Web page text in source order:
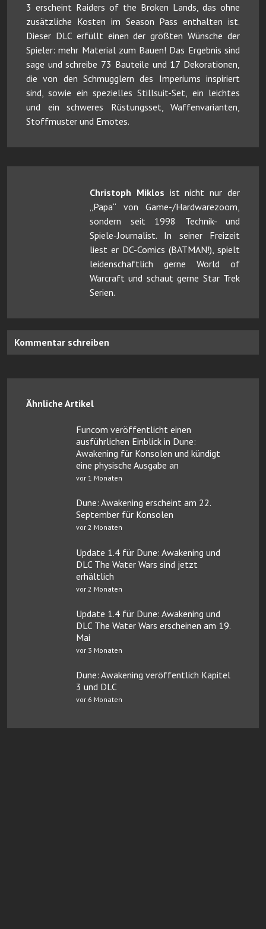
3 erscheint Raiders of the Broken Lands, das ohne
zusätzliche Kosten im Season Pass enthalten ist.
Dieser DLC erfüllt einen der größten Wünsche der
Spieler: mehr Material zum Bauen! Das Ergebnis sind
sage und schreibe 73 Bauteile und 17 Dekorationen,
die von den Schmugglern des Imperiums inspiriert
sind, sowie ein spezielles Stillsuit-Set, ein leichtes
und ein schweres Rüstungsset, Waffenvarianten,
Stoffmuster und Emotes.
Christoph Miklos ist nicht nur der
„Papa“ von Game-/Hardwarezoom,
sondern seit 1998 Technik- und
Spiele-Journalist. In seiner Freizeit
liest er DC-Comics (BATMAN!), spielt
leidenschaftlich gerne World of
Warcraft und schaut gerne Star Trek
Serien.
Kommentar schreiben
Ähnliche Artikel
Funcom veröffentlicht einen
ausführlichen Einblick in Dune:
Awakening für Konsolen und kündigt
eine physische Ausgabe an
vor 1 Monaten
Dune: Awakening erscheint am 22.
September für Konsolen
vor 2 Monaten
Update 1.4 für Dune: Awakening und
DLC The Water Wars sind jetzt
erhältlich
vor 2 Monaten
Update 1.4 für Dune: Awakening und
DLC The Water Wars erscheinen am 19.
Mai
vor 3 Monaten
Dune: Awakening veröffentlich Kapitel
3 und DLC
vor 6 Monaten